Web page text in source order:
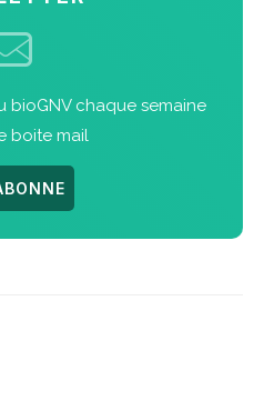
bioGNV chaque semaine
boite mail